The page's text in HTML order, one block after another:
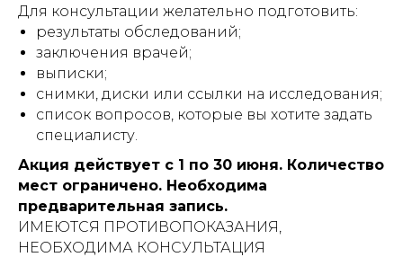
Для консультации желательно подготовить:
результаты обследований;
заключения врачей;
выписки;
снимки, диски или ссылки на исследования;
список вопросов, которые вы хотите задать
специалисту.
Акция действует с 1 по 30 июня. Количество
мест ограничено. Необходима
предварительная запись.
ИМЕЮТСЯ ПРОТИВОПОКАЗАНИЯ,
НЕОБХОДИМА КОНСУЛЬТАЦИЯ